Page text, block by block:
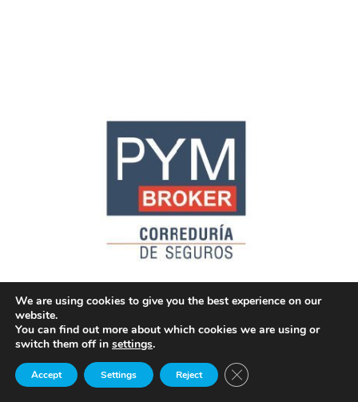
We are using cookies to give you the best experience on our
website.
You can find out more about which cookies we are using or
switch them off in settings.
Accept Reject
Settings Close GDPR Cookie